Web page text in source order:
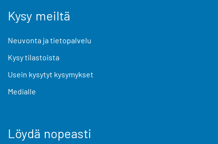
Kysy meiltä
Neuvonta ja tietopalvelu
Kysy tilastoista
Usein kysytyt kysymykset
Medialle
Löydä nopeasti